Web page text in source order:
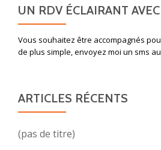
UN RDV ÉCLAIRANT
Vous souhaitez être accompagnés
de plus simple, envoyez moi un sms au
ARTICLES RÉCENTS
(pas de titre)